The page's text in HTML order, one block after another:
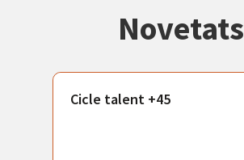
Novetats
Cicle talent +45